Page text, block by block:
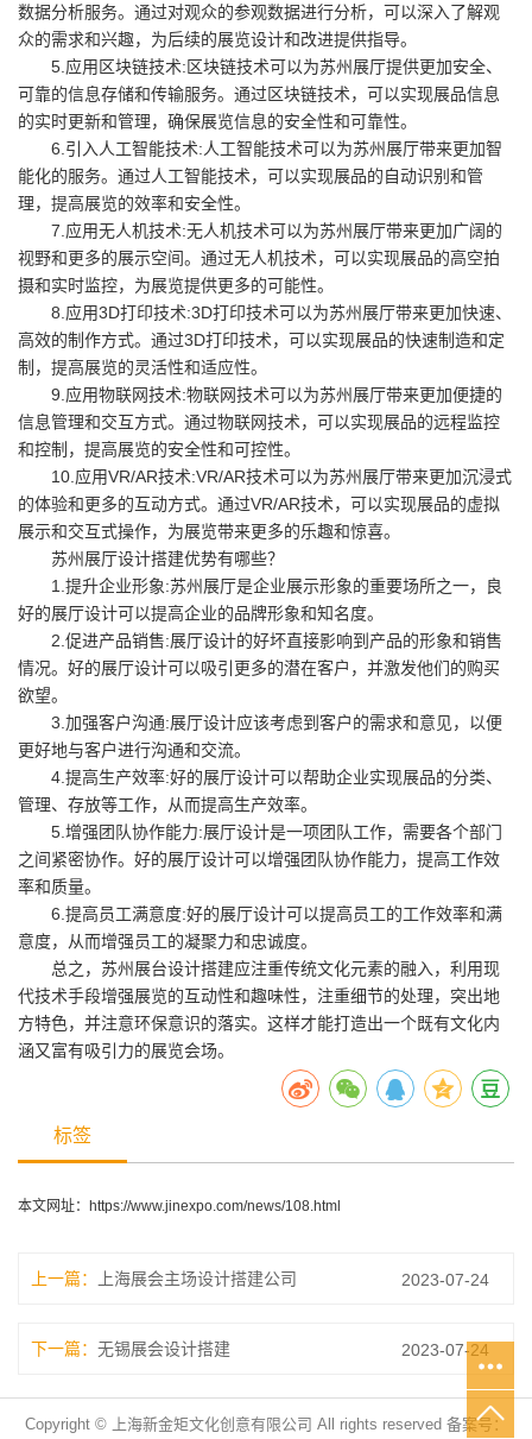
数据分析服务。通过对观众的参观数据进行分析，可以深入了解观
众的需求和兴趣，为后续的展览设计和改进提供指导。
5.应用区块链技术:区块链技术可以为苏州展厅提供更加安全、
可靠的信息存储和传输服务。通过区块链技术，可以实现展品信息
的实时更新和管理，确保展览信息的安全性和可靠性。
6.引入人工智能技术:人工智能技术可以为苏州展厅带来更加智
能化的服务。通过人工智能技术，可以实现展品的自动识别和管
理，提高展览的效率和安全性。
7.应用无人机技术:无人机技术可以为苏州展厅带来更加广阔的
视野和更多的展示空间。通过无人机技术，可以实现展品的高空拍
摄和实时监控，为展览提供更多的可能性。
8.应用3D打印技术:3D打印技术可以为苏州展厅带来更加快速、
高效的制作方式。通过3D打印技术，可以实现展品的快速制造和定
制，提高展览的灵活性和适应性。
9.应用物联网技术:物联网技术可以为苏州展厅带来更加便捷的
信息管理和交互方式。通过物联网技术，可以实现展品的远程监控
和控制，提高展览的安全性和可控性。
10.应用VR/AR技术:VR/AR技术可以为苏州展厅带来更加沉浸式
的体验和更多的互动方式。通过VR/AR技术，可以实现展品的虚拟
展示和交互式操作，为展览带来更多的乐趣和惊喜。
苏州展厅设计搭建优势有哪些？
1.提升企业形象:苏州展厅是企业展示形象的重要场所之一，良
好的展厅设计可以提高企业的品牌形象和知名度。
2.促进产品销售:展厅设计的好坏直接影响到产品的形象和销售
情况。好的展厅设计可以吸引更多的潜在客户，并激发他们的购买
欲望。
3.加强客户沟通:展厅设计应该考虑到客户的需求和意见，以便
更好地与客户进行沟通和交流。
4.提高生产效率:好的展厅设计可以帮助企业实现展品的分类、
管理、存放等工作，从而提高生产效率。
5.增强团队协作能力:展厅设计是一项团队工作，需要各个部门
之间紧密协作。好的展厅设计可以增强团队协作能力，提高工作效
率和质量。
6.提高员工满意度:好的展厅设计可以提高员工的工作效率和满
意度，从而增强员工的凝聚力和忠诚度。
总之，苏州展台设计搭建应注重传统文化元素的融入，利用现
代技术手段增强展览的互动性和趣味性，注重细节的处理，突出地
方特色，并注意环保意识的落实。这样才能打造出一个既有文化内
涵又富有吸引力的展览会场。
标签
本文网址： https://www.jinexpo.com/news/108.html
上一篇： 上海展会主场设计搭建公司 2023-07-24
下一篇： 无锡展会设计搭建 2023-07-24
Copyright © 上海新金矩文化创意有限公司 All rights reserved 备案号：